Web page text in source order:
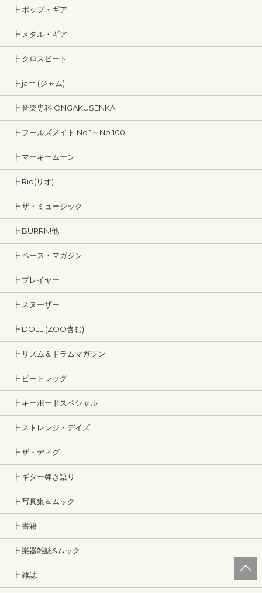
┣ ポップ・ギア
┣ メタル・ギア
┣ クロスビート
┣ jam (ジャム)
┣ 音楽専科 ONGAKUSENKA
┣ フールズメイト No.1～No.100
┣ マーキームーン
┣ Rio(リオ)
┣ ザ・ミュージック
┣ BURRN!他
┣ ベース・マガジン
┣ プレイヤー
┣ スヌーザー
┣ DOLL (ZOO含む)
┣ リズム＆ドラムマガジン
┣ ビートレッグ
┣ キーボードスペシャル
┣ ストレンジ・デイズ
┣ ザ・ディグ
┣ ギター弾き語り
┣ 写真集＆ムック
┣ 書籍
┣ 楽器雑誌&ムック
┣ 雑誌